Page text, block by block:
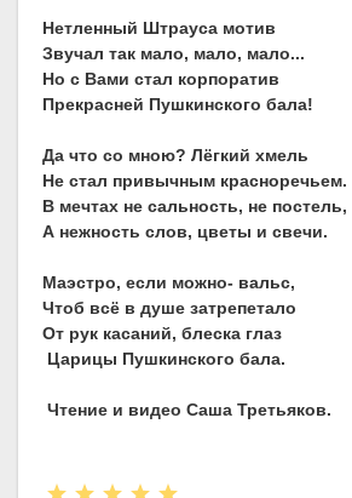
Нетленный Штрауса мотив
Звучал так мало, мало, мало...
Но с Вами стал корпоратив
Прекрасней Пушкинского бала!
Да что со мною? Лёгкий хмель
Не стал привычным красноречьем.
В мечтах не сальность, не постель,
А нежность слов, цветы и свечи.
Маэстро, если можно- вальс,
Чтоб всё в душе затрепетало
От рук касаний, блеска глаз
Царицы Пушкинского бала.
Чтение и видео Саша Третьяков.